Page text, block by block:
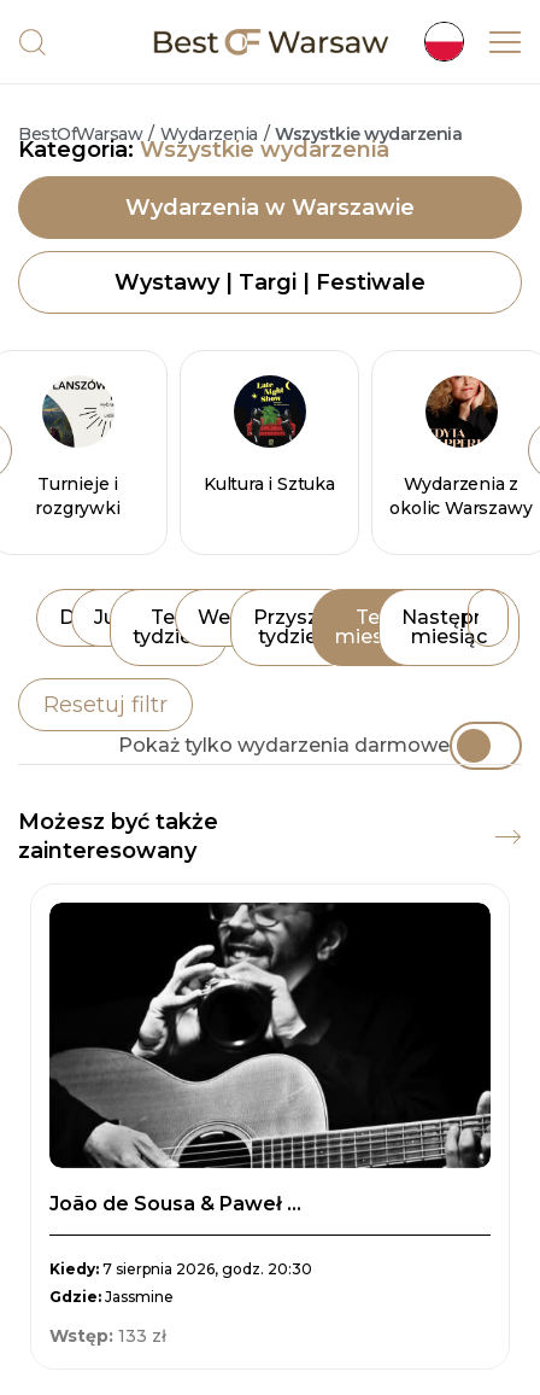
BestOfWarsaw / Wydarzenia / Wszystkie wydarzenia
Kategoria: Wszystkie wydarzenia
Wydarzenia w Warszawie
Wystawy | Targi | Festiwale
Turnieje i
rozgrywki
Kultura i Sztuka
Wydarzenia z
okolic Warszawy
DziśJutro
Ten
tydzień
WeekendPrzyszły
tydzień
Ten
miesiąc
Następny
miesiąc
Resetuj filtr
Pokaż tylko wydarzenia darmowe
Możesz być także
zainteresowany
João de Sousa & Paweł ...
Kiedy: 7 sierpnia 2026, godz. 20:30
Gdzie: Jassmine
Wstęp: 133 zł